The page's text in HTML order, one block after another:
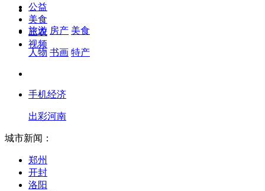
旅游 房产 美食
人物 书画 特产
手机经济
出彩河南
公益
美食
三农
视频
城市新闻：
郑州
开封
洛阳